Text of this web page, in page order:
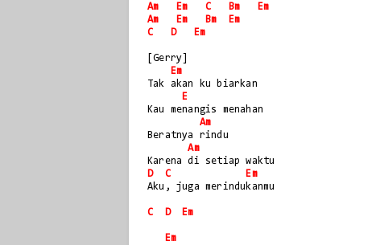
Am
Em C Bm
Em
Am
Em Bm
Em
C
D Em
[Gerry]
Em
Tak akan ku biarkan
E
Kau menangis menahan
Am
Beratnya rindu
Am
Karena di setiap waktu
D
C
Em
Aku, juga merindukanmu
C D Em
Em